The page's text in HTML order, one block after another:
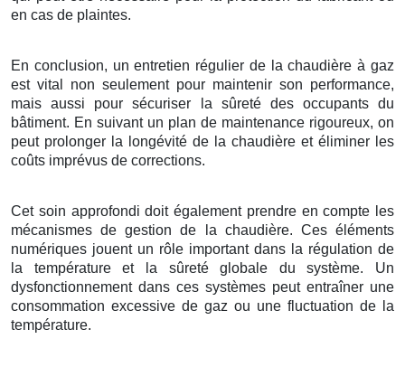
en cas de plaintes.
En conclusion, un entretien régulier de la chaudière à gaz
est vital non seulement pour maintenir son performance,
mais aussi pour sécuriser la sûreté des occupants du
bâtiment. En suivant un plan de maintenance rigoureux, on
peut prolonger la longévité de la chaudière et éliminer les
coûts imprévus de corrections.
Cet soin approfondi doit également prendre en compte les
mécanismes de gestion de la chaudière. Ces éléments
numériques jouent un rôle important dans la régulation de
la température et la sûreté globale du système. Un
dysfonctionnement dans ces systèmes peut entraîner une
consommation excessive de gaz ou une fluctuation de la
température.